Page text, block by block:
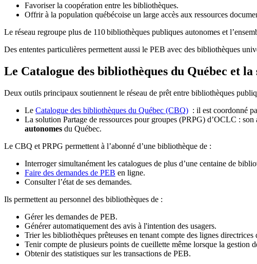
Favoriser la coopération entre les bibliothèques.
Offrir à la population québécoise un large accès aux ressources
Le réseau regroupe plus de 110bibliothèques publiques autonomes et l’
Des ententes particulières permettent aussi le PEB avec des bibliothèques
Le Catalogue des bibliothèques du Québec et
Deux outils principaux soutiennent le réseau de prêt entre bibliothèques
Le Catalogue des bibliothèques du Québec (CBQ) : il est coordonné
La solution Partage de ressources pour groupes (PRPG) d’OCLC :
autonomes du Québec.
Le CBQ et PRPG permettent à l’abonné d’une bibliothèque de :
Interroger simultanément les catalogues de plus d’une centaine de
Faire des demandes de PEB en ligne.
Consulter l’état de ses demandes.
Ils permettent au personnel des bibliothèques de :
Gérer les demandes de PEB.
Générer automatiquement des avis à l'intention des usagers.
Trier les bibliothèques prêteuses en tenant compte des lignes directrices
Tenir compte de plusieurs points de cueillette même lorsque la gestion
Obtenir des statistiques sur les transactions de PEB.